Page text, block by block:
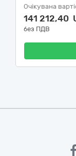
Очікувана
141 212,40
без ПДВ